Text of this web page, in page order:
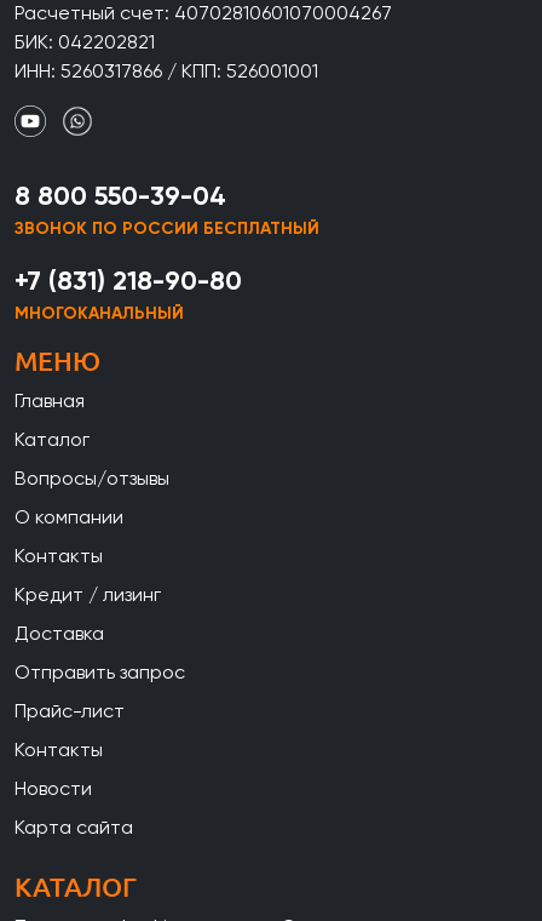
Расчетный счет: 40702810601070004267
БИК: 042202821
ИНН: 5260317866 / КПП: 526001001
8 800 550-39-04
ЗВОНОК ПО РОССИИ БЕСПЛАТНЫЙ
+7 (831) 218-90-80
МНОГОКАНАЛЬНЫЙ
МЕНЮ
Главная
Каталог
Вопросы/отзывы
О компании
Контакты
Кредит / лизинг
Доставка
Отправить запрос
Прайс-лист
Контакты
Новости
Карта сайта
КАТАЛОГ